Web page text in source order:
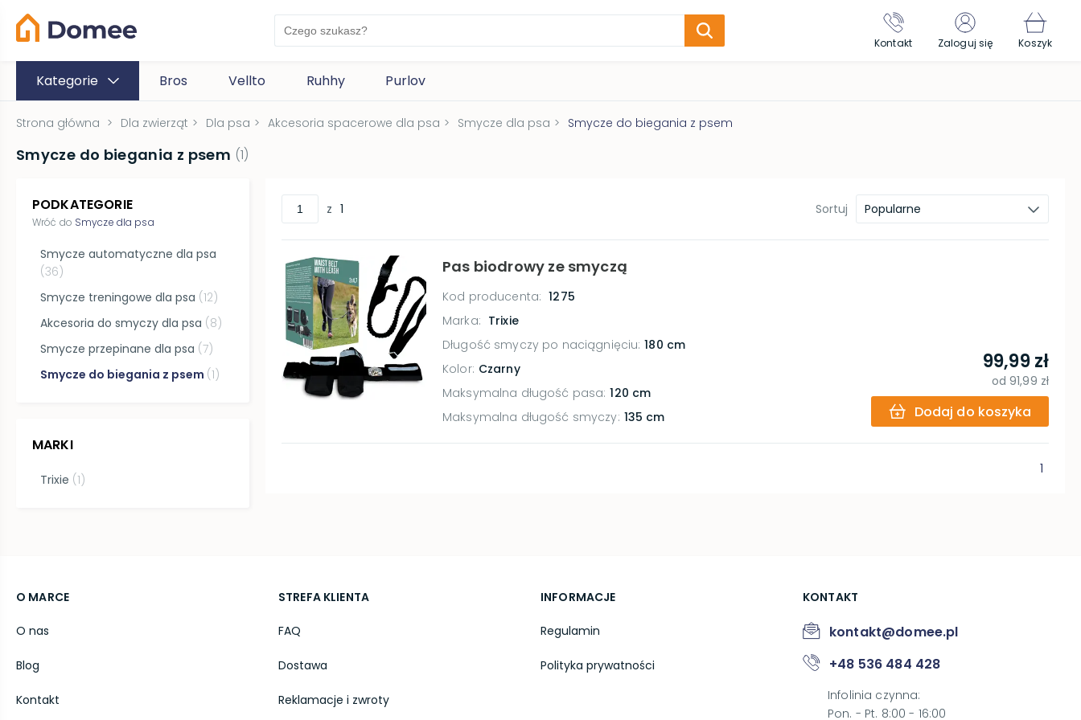
Kontakt Zaloguj się Koszyk
Kategorie Bros Vellto Ruhhy Purlov
Strona główna > Dla zwierząt > Dla psa > Akcesoria spacerowe dla psa > Smycze dla psa > Smycze do biegania z psem
Smycze do biegania z psem (1)
PODKATEGORIE
Wróć do Smycze dla psa
Smycze automatyczne dla psa
(36)
Smycze treningowe dla psa (12)
Akcesoria do smyczy dla psa (8)
Smycze przepinane dla psa (7)
Smycze do biegania z psem (1)
MARKI
Trixie (1)
z 1 Sortuj Popularne
Pas biodrowy ze smyczą
Kod producenta: 1275
Marka: Trixie
Długość smyczy po naciągnięciu: 180 cm
Kolor: Czarny
Maksymalna długość pasa: 120 cm
Maksymalna długość smyczy: 135 cm
99,99 zł
od91,99 zł
Dodaj do koszyka
1
O MARCE
O nas
Blog
Kontakt
STREFA KLIENTA
FAQ
Dostawa
Reklamacje i zwroty
INFORMACJE
Regulamin
Polityka prywatności
KONTAKT
kontakt@domee.pl
+48 536 484 428
Infolinia czynna:
Pon. - Pt. 8:00 - 16:00